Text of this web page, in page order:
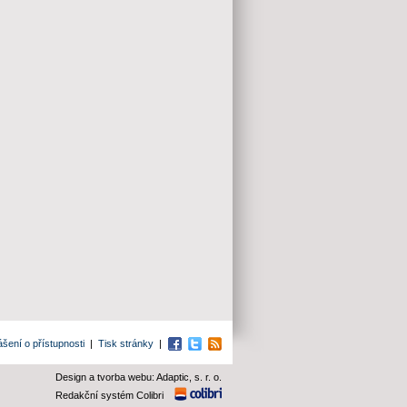
o přístupnosti | Tisk stránky | Facebook
TwitterRSS
Design a tvorba webu: Adaptic, s. r. o.
Redakční systém Colibri